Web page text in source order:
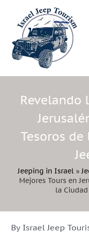
Revelando
Tesoros
Jeeping in Israel»
Mejores Tours en
la
By Israel Jeep